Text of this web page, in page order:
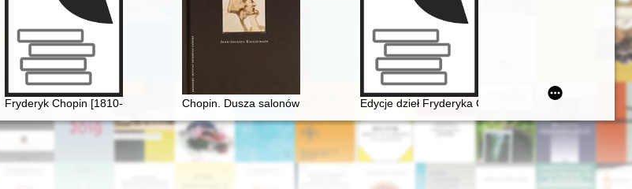
Sand [1804-1876] miłość nie od pierwszego wejrzenia
Fryderyk Chopin [1810-1849]. Ród i nazwisko jakiego nie znamy
Chopin. Dusza salonów paryskich 1830-1848Edycje dzieł Fryderyka Chopina w warszawskiej